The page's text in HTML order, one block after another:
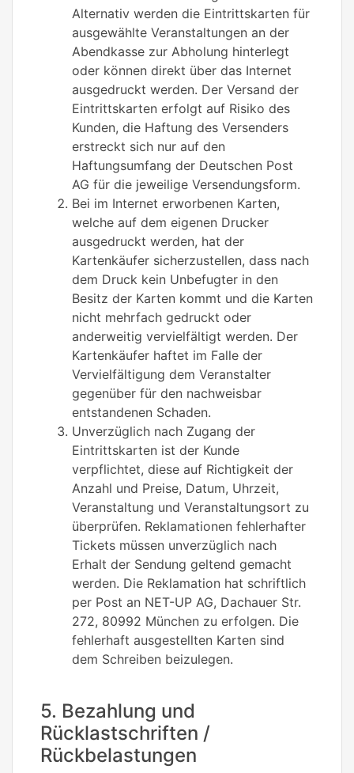
Alternativ werden die Eintrittskarten für
ausgewählte Veranstaltungen an der
Abendkasse zur Abholung hinterlegt
oder können direkt über das Internet
ausgedruckt werden. Der Versand der
Eintrittskarten erfolgt auf Risiko des
Kunden, die Haftung des Versenders
erstreckt sich nur auf den
Haftungsumfang der Deutschen Post
AG für die jeweilige Versendungsform.
Bei im Internet erworbenen Karten,
welche auf dem eigenen Drucker
ausgedruckt werden, hat der
Kartenkäufer sicherzustellen, dass nach
dem Druck kein Unbefugter in den
Besitz der Karten kommt und die Karten
nicht mehrfach gedruckt oder
anderweitig vervielfältigt werden. Der
Kartenkäufer haftet im Falle der
Vervielfältigung dem Veranstalter
gegenüber für den nachweisbar
entstandenen Schaden.
Unverzüglich nach Zugang der
Eintrittskarten ist der Kunde
verpflichtet, diese auf Richtigkeit der
Anzahl und Preise, Datum, Uhrzeit,
Veranstaltung und Veranstaltungsort zu
überprüfen. Reklamationen fehlerhafter
Tickets müssen unverzüglich nach
Erhalt der Sendung geltend gemacht
werden. Die Reklamation hat schriftlich
per Post an NET-UP AG, Dachauer Str.
272, 80992 München zu erfolgen. Die
fehlerhaft ausgestellten Karten sind
dem Schreiben beizulegen.
5. Bezahlung und
Rücklastschriften /
Rückbelastungen